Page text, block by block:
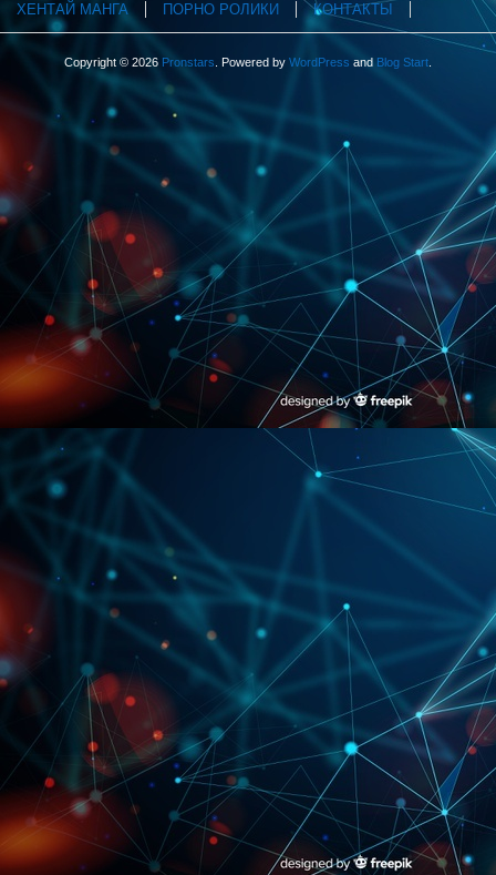
ХЕНТАЙ МАНГА
ПОРНО РОЛИКИ КОНТАКТЫ
Copyright © 2026 Pronstars . Powered by WordPress and Blog Start